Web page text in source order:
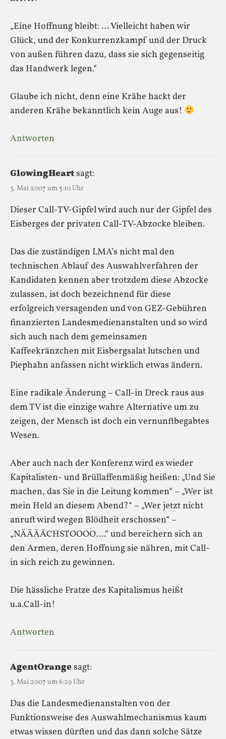
„Eine Hoffnung bleibt: … Vielleicht haben wir
Glück, und der Konkurrenzkampf und der Druck
von außen führen dazu, dass sie sich gegenseitig
das Handwerk legen.“
Glaube ich nicht, denn eine Krähe hackt der
anderen Krähe bekanntlich kein Auge aus!
Antworten
GlowingHeartsagt:
3. Mai 2007 um 5:10 Uhr
Dieser Call-TV-Gipfel wird auch nur der Gipfel des
Eisberges der privaten Call-TV-Abzocke bleiben.
Das die zuständigen LMA’s nicht mal den
technischen Ablauf des Auswahlverfahren der
Kandidaten kennen aber trotzdem diese Abzocke
zulassen, ist doch bezeichnend für diese
erfolgreich versagenden und von GEZ-Gebühren
finanzierten Landesmedienanstalten und so wird
sich auch nach dem gemeinsamen
Kaffeekränzchen mit Eisbergsalat lutschen und
Piephahn anfassen nicht wirklich etwas ändern.
Eine radikale Änderung – Call-in Dreck raus aus
dem TV ist die einzige wahre Alternative um zu
zeigen, der Mensch ist doch ein vernunftbegabtes
Wesen.
Aber auch nach der Konferenz wird es wieder
Kapitalisten- und Brüllaffenmäßig heißen: „Und Sie
machen, das Sie in die Leitung kommen“ – „Wer ist
mein Held an diesem Abend?“ – „Wer jetzt nicht
anruft wird wegen Blödheit erschossen“ –
„NÄÄÄÄCHSTOOOO….“ und bereichern sich an
den Armen, deren Hoffnung sie nähren, mit Call-
in sich reich zu gewinnen.
Die hässliche Fratze des Kapitalismus heißt
u.a.Call-in!
Antworten
AgentOrangesagt:
3. Mai 2007 um 6:29 Uhr
Das die Landesmedienanstalten von der
Funktionsweise des Auswahlmechanismus kaum
etwas wissen dürften und das dann solche Sätze